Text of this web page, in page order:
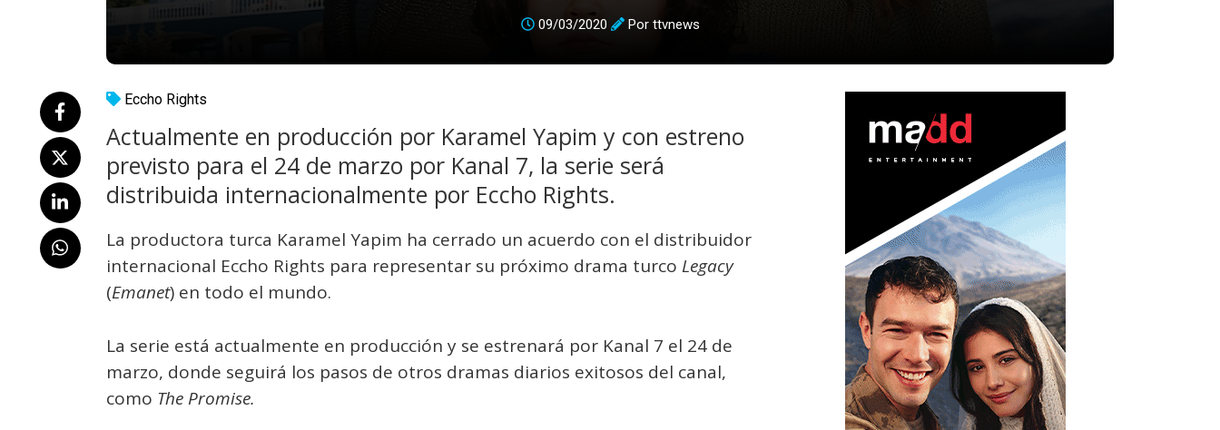
09/03/2020 Por ttvnews
Eccho Rights
Actualmente en producción por Karamel Yapim y con estreno
previsto para el 24 de marzo por Kanal 7, la serie será
distribuida internacionalmente por Eccho Rights.
La productora turca Karamel Yapim ha cerrado un acuerdo con el distribuidor
internacional Eccho Rights para representar su próximo drama turco Legacy
(Emanet) en todo el mundo.
La serie está actualmente en producción y se estrenará por Kanal 7 el 24 de
marzo, donde seguirá los pasos de otros dramas diarios exitosos del canal,
como The Promise.